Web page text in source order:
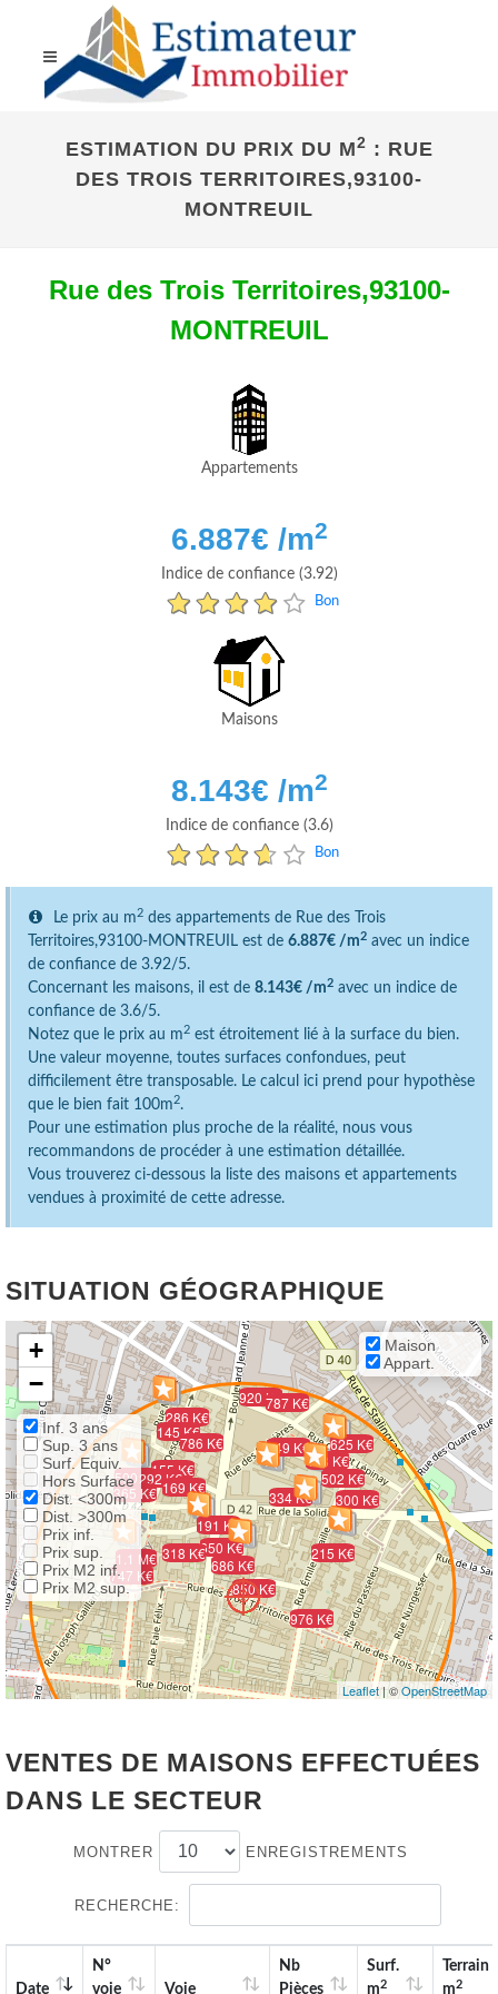
ESTIMATION DU PRIX DU M2 : RUE
DES TROIS TERRITOIRES,93100-
MONTREUIL
Rue des Trois Territoires,93100-
MONTREUIL
Appartements
6.887€ /m2
Indice de confiance (3.92)
Bon
Maisons
8.143€ /m2
Indice de confiance (3.6)
Bon
Le prix au m 2 des appartements de Rue des Trois
Territoires,93100-MONTREUIL est de 6.887€ /m2 avec un indice
de confiance de 3.92/5.
Concernant les maisons, il est de 8.143€ /m2 avec un indice de
confiance de 3.6/5.
Notez que le prix au m 2 est étroitement lié à la surface du bien.
Une valeur moyenne, toutes surfaces confondues, peut
difficilement être transposable. Le calcul ici prend pour hypothèse
que le bien fait 100m 2.
Pour une estimation plus proche de la réalité, nous vous
recommandons de procéder à une estimation détaillée.
Vous trouverez ci-dessous la liste des maisons et appartements
vendues à proximité de cette adresse.
SITUATION GÉOGRAPHIQUE
625 K€
145 K€
215 K€
318 K€
787 K€
191 K€
149 K€
500 K€292 K€ 502 K€
155 K€
365 K€
786 K€
976 K€
650 K€
1.1 M€
286 K€
747 K€
686 K€
169 K€
473 K€
920 K€
334 K€
850 K€
300 K€
+
−
Inf. 3 ans
Sup. 3 ans
Surf. Equiv.
Hors Surface
Dist. <300m
Dist. >300m
Prix inf.
Prix sup.
Prix M2 inf.
Prix M2 sup.
Maison
Appart.
Leaflet| ©OpenStreetMap
VENTES DE MAISONS EFFECTUÉES
DANS LE SECTEUR
MONTRER ENREGISTREMENTS
RECHERCHE:
Date
N°
voie
Voie
Nb
Pièces
Surf.
m2
Terrain
m2